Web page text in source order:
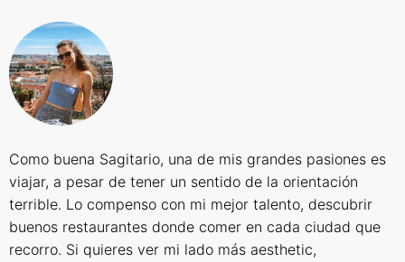
Encuentra una oficina
Sobre nosotros
Quiénes somos
Como buena Sagitario, una de mis grandes pasiones es
viajar, a pesar de tener un sentido de la orientación
terrible. Lo compenso con mi mejor talento, descubrir
buenos restaurantes donde comer en cada ciudad que
recorro. Si quieres ver mi lado más aesthetic,